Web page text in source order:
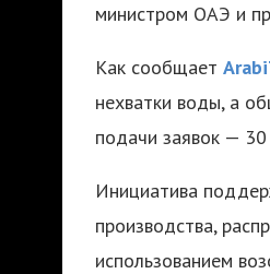
министром ОАЭ и
Как сообщает
нехватки воды, а
подачи заявок —
Инициатива
производства,
использованием